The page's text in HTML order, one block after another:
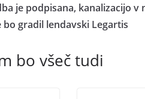
je podpisana, kanalizacijo v
bo gradil lendavski Legartis
bo všeč tudi